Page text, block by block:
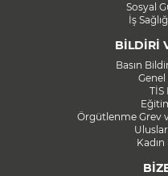
Sosyal
İş
BİLDİRİ
Basın
TİS
Örgütlenme Grev